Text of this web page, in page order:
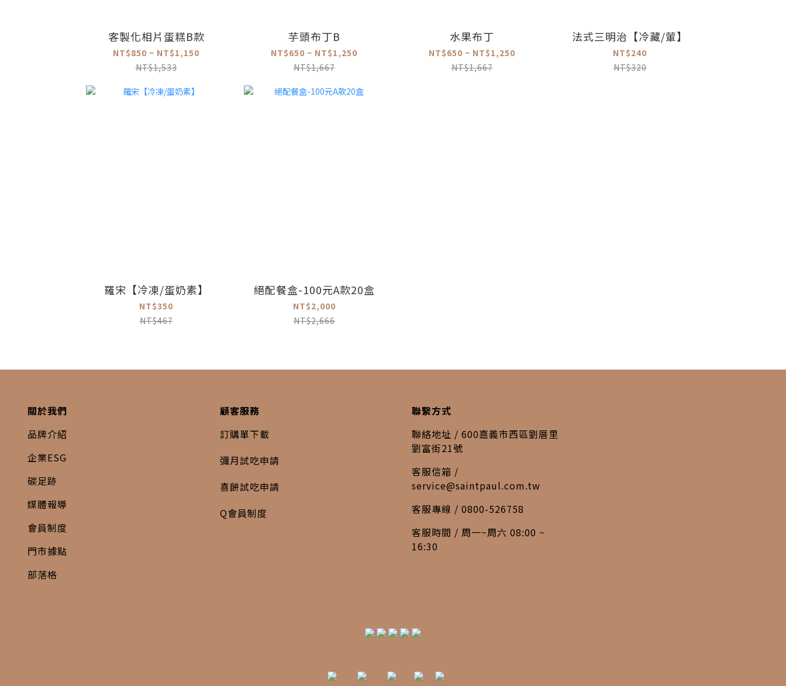
客製化相片蛋糕B款
NT$850 ~ NT$1,150
NT$1,533
芋頭布丁B
NT$650 ~ NT$1,250
NT$1,667
水果布丁
NT$650 ~ NT$1,250
NT$1,667
法式三明治【冷藏/葷】
NT$240
NT$320
羅宋【冷凍/蛋奶素】
NT$350
NT$467
絕配餐盒-100元A款20盒
NT$2,000
NT$2,666
關於我們
品牌介紹
企業ESG
碳足跡
媒體報導
會員制度
門市據點
部落格
顧客服務
訂購單下載
彌月試吃申請
喜餅試吃申請
Q會員制度
聯繫方式
聯絡地址 / 600嘉義市西區劉厝里
劉富街21號
客服信箱 /
service@saintpaul.com.tw
客服專線 / 0800-526758
客服時間 / 周一~周六 08:00 ~
16:30